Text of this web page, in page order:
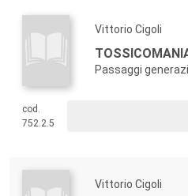
Vittorio Cigoli
Passaggi
cod.
752.2.5
Vittorio Cigoli